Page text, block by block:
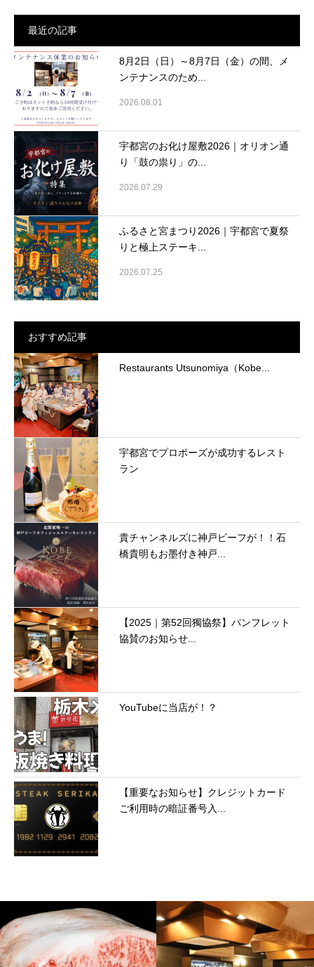
最近の記事
8月2日（日）～8月7日（金）の間、メ
ンテナンスのため...
2026.08.01
宇都宮のお化け屋敷2026｜オリオン通
り「鼓の祟り」の...
2026.07.29
ふるさと宮まつり2026｜宇都宮で夏祭
りと極上ステーキ...
2026.07.25
おすすめ記事
Restaurants Utsunomiya（Kobe...
宇都宮でプロポーズが成功するレスト
ラン
貴チャンネルズに神戸ビーフが！！石
橋貴明もお墨付き神戸...
【2025｜第52回獨協祭】パンフレット
協賛のお知らせ...
YouTubeに当店が！？
【重要なお知らせ】クレジットカード
ご利用時の暗証番号入...